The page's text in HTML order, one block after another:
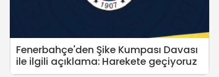
Fenerbahçe'den Şike Kumpası Davası
ile ilgili açıklama: Harekete geçiyoruz